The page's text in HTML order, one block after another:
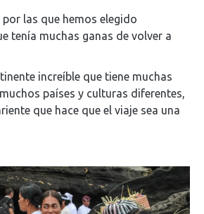
las que hemos elegido
tenía muchas ganas de volver a
increíble que tiene muchas
países y culturas diferentes,
que hace que el viaje sea una